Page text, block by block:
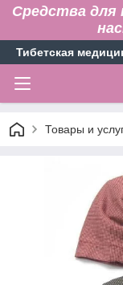
Средства для
Тибетская
Товары и